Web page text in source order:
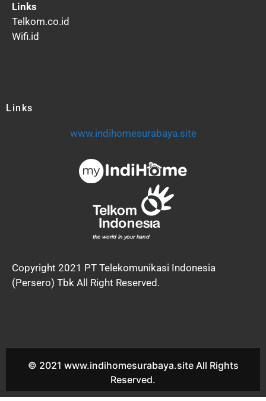
Links
Telkom.co.id
Wifi.id
Links
www.indihomesurabaya.site
Copyright 2021 PT Telekomunikasi Indonesia
(Persero) Tbk All Right Reserved.
© 2021 www.indihomesurabaya.site All Rights
Reserved.